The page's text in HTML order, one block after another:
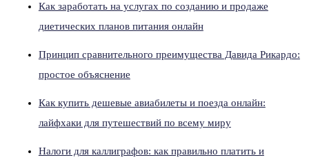
Как заработать на услугах по созданию и продаже
диетических планов питания онлайн
Принцип сравнительного преимущества Давида Рикардо:
простое объяснение
Как купить дешевые авиабилеты и поезда онлайн:
лайфхаки для путешествий по всему миру
Налоги для каллиграфов: как правильно платить и